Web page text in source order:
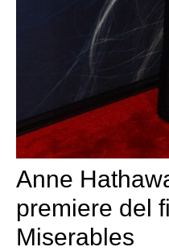
Anne
premiere del
Miserables